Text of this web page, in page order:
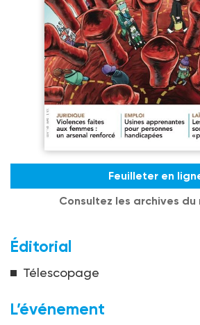
Feuilleter en
Consultez les archives du
Éditorial
Télescopage
L’événement